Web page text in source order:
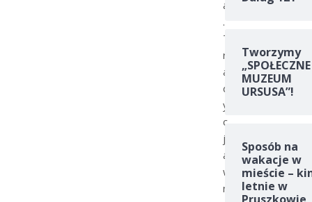
a
.
T
r
a
d
y
c
j
a
w
n
Tworzymy
„SPOŁECZNE
MUZEUM
URSUSA”!
Sposób na
wakacje w
mieście –
letnie w